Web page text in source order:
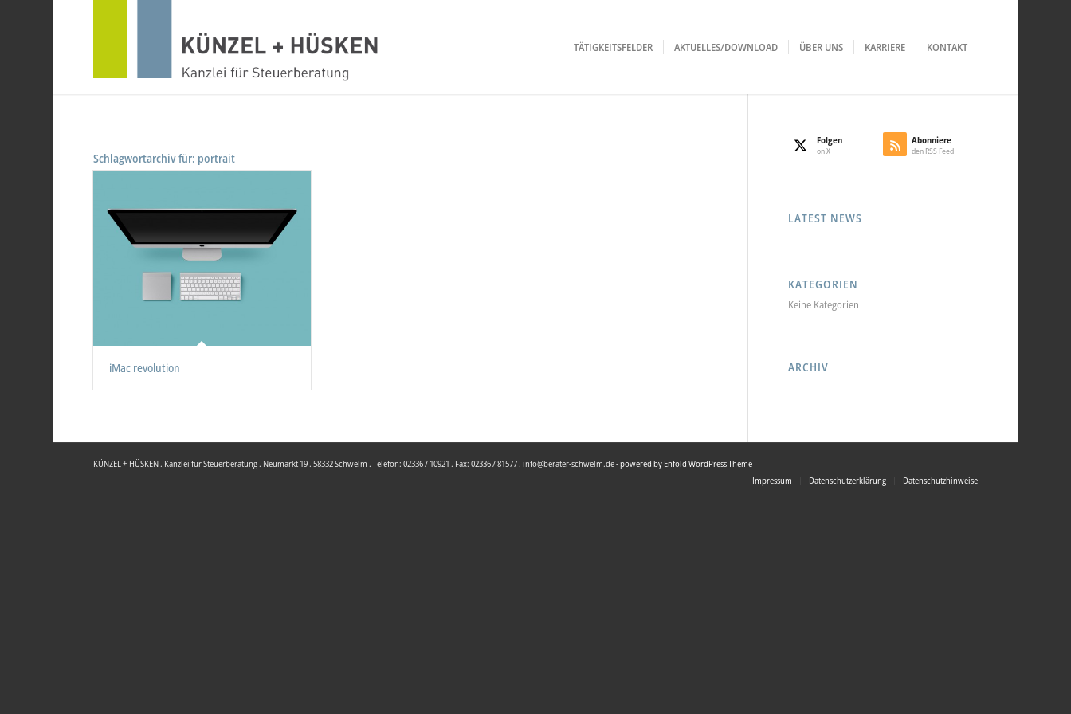
TÄTIGKEITSFELDER AKTUELLES/DOWNLOAD ÜBER UNS KARRIERE KONTAKT
Schlagwortarchiv für: portrait
iMac revolution
Folgen
on X
Abonniere
den RSS Feed
LATEST NEWS
KATEGORIEN
Keine Kategorien
ARCHIV
KÜNZEL + HÜSKEN . Kanzlei für Steuerberatung . Neumarkt 19 . 58332 Schwelm . Telefon: 02336 / 10921 . Fax: 02336 / 81577 . info@berater-schwelm.de -powered by Enfold WordPress Theme
Impressum
Datenschutzerklärung Datenschutzhinweise